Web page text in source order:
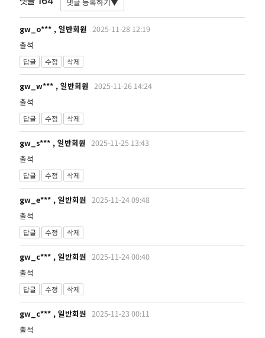
gw_o*** , 일반회원 2025-11-28 12:19
출석
답글 수정 삭제
gw_w*** , 일반회원 2025-11-26 14:24
출석
답글 수정 삭제
gw_s*** , 일반회원 2025-11-25 13:43
출석
답글 수정 삭제
gw_e*** , 일반회원 2025-11-24 09:48
출석
답글 수정 삭제
gw_c*** , 일반회원 2025-11-24 00:40
출석
답글 수정 삭제
gw_c*** , 일반회원 2025-11-23 00:11
출석